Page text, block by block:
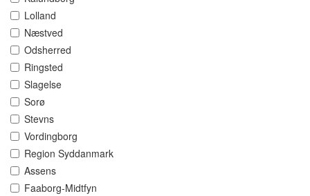
Lolland
Næstved
Odsherred
Ringsted
Slagelse
Sorø
Stevns
Vordingborg
Region Syddanmark
Assens
Faaborg-Midtfyn